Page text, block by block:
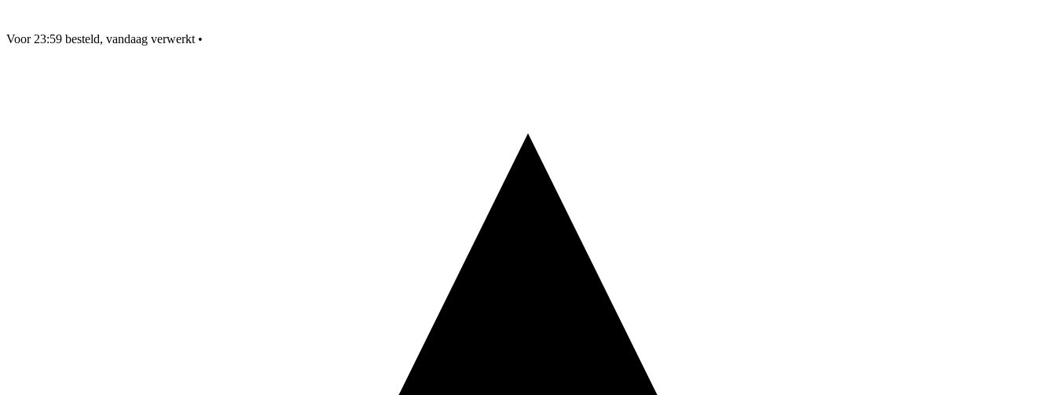
Voor 23:59 besteld, vandaag verwerkt •